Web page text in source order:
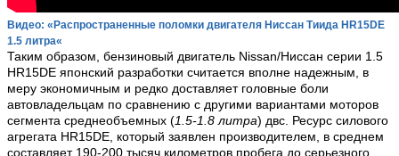
Видео: «Распространенные поломки двигателя Ниссан Тиида HR15DE
1.5 литра«
Таким образом, бензиновый двигатель Nissan/Ниссан серии 1.5
HR15DE японский разработки считается вполне надежным, в
меру экономичным и редко доставляет головные боли
автовладельцам по сравнению с другими вариантами моторов
сегмента среднеобъемных (1.5-1.8 литра) двс. Ресурс силового
агрегата HR15DE, который заявлен производителем, в среднем
составляет 190-200 тысяч километров пробега до серьезного